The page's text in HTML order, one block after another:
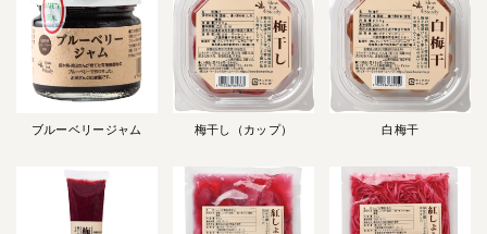
ブルーベリージャム 梅干し（カップ） 白梅干